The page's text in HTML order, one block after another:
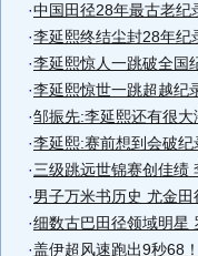
·中国田径28年最古老纪
·李延熙终结尘封28年纪
·李延熙惊人一跳破全国
·李延熙惊世一跳超越纪
·邹振先:李延熙还有很
·李延熙:赛前想到会破
·三级跳远世锦赛创佳绩
·男子万米书历史 尤金
·细数古巴田径领域明星
·盖伊超风速跑出9秒68